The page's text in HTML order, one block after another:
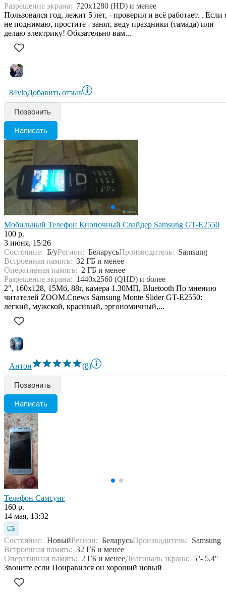
Разрешение экрана: 720x1280 (HD) и менее
Пользовался год, лежит 5 лет, - проверил и всё работает. . Если
не поднимаю, простите - занят, веду праздники (тамада) или
делаю электрику! Обязательно вам...
84vioДобавить отзыв
Позвонить
Написать
Мобильный Телефон Кнопочный Слайдер Samsung GT-E2550
100 р.
3 июня, 15:26
Состояние: Б/уРегион: БеларусьПроизводитель: Samsung
Встроенная память: 32 ГБ и менее
Оперативная память: 2 ГБ и менее
Разрешение экрана: 1440x2560 (QHD) и более
2", 160x128, 15Мб, 88г, камера 1.30МП, Bluetooth По мнению
читателей ZOOM.Cnews Samsung Monte Slider GT-E2550:
легкий, мужской, красивый, эргономичный,...
Антон (8)
Позвонить
Написать
Телефон Самсунг
160 р.
14 мая, 13:32
Состояние: НовыйРегион: БеларусьПроизводитель: Samsung
Встроенная память: 32 ГБ и менее
Оперативная память: 2 ГБ и менееДиагональ экрана: 5''- 5.4''
Звоните если Понравился он хороший новый